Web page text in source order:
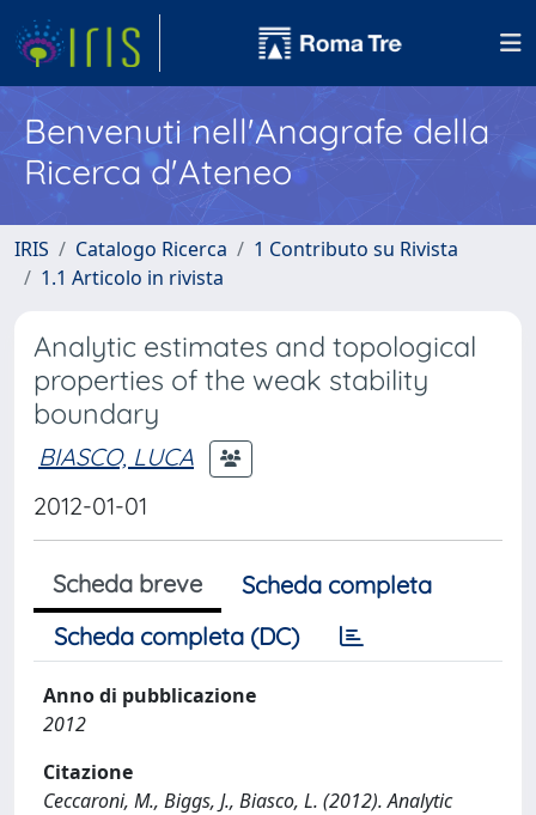
Benvenuti nell'Anagrafe della
Ricerca d'Ateneo
IRIS Catalogo Ricerca
1 Contributo su Rivista
1.1 Articolo in rivista
Analytic estimates and topological
properties of the weak stability
boundary
BIASCO, LUCA
2012-01-01
Scheda breve
Scheda completa
Scheda completa (DC)
Anno di pubblicazione
2012
Citazione
Ceccaroni, M., Biggs, J., Biasco, L. (2012). Analytic